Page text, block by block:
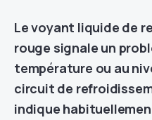
Le voyant liquide de
rouge signale un
température ou au
circuit de
indique